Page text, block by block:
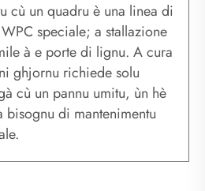
cù un quadru è una linea di
speciale; a stallazione
à e porte di lignu. A cura
ghjornu richiede solu
cù un pannu umitu, ùn hè
bisognu di mantenimentu